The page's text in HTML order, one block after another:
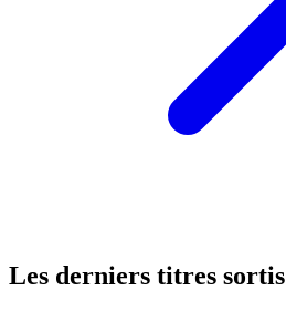
Les derniers titres sortis